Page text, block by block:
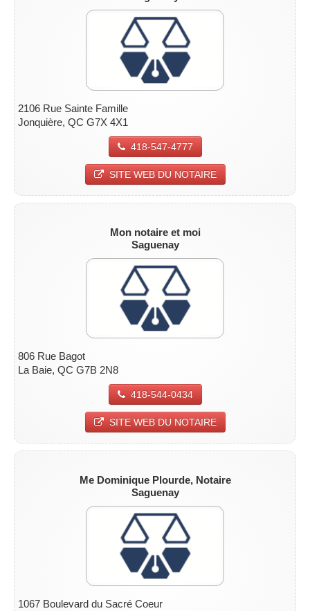
2106 Rue Sainte Famille
Jonquière, QC G7X 4X1
418-547-4777
SITE WEB DU NOTAIRE
Mon notaire et moi
Saguenay
806 Rue Bagot
La Baie, QC G7B 2N8
418-544-0434
SITE WEB DU NOTAIRE
Me Dominique Plourde, Notaire
Saguenay
1067 Boulevard du Sacré Coeur